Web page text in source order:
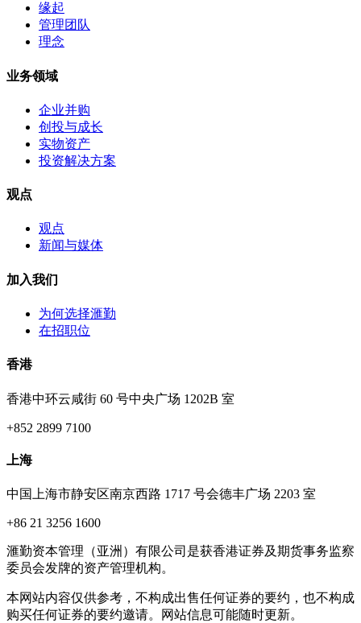
缘起
管理团队
理念
业务领域
企业并购
创投与成长
实物资产
投资解决方案
观点
观点
新闻与媒体
加入我们
为何选择滙勤
在招职位
香港
香港中环云咸街 60 号中央广场 1202B 室
+852 2899 7100
上海
中国上海市静安区南京西路 1717 号会德丰广场 2203 室
+86 21 3256 1600
滙勤资本管理（亚洲）有限公司是获香港证券及期货事务监察
委员会发牌的资产管理机构。
本网站内容仅供参考，不构成出售任何证券的要约，也不构成
购买任何证券的要约邀请。网站信息可能随时更新。